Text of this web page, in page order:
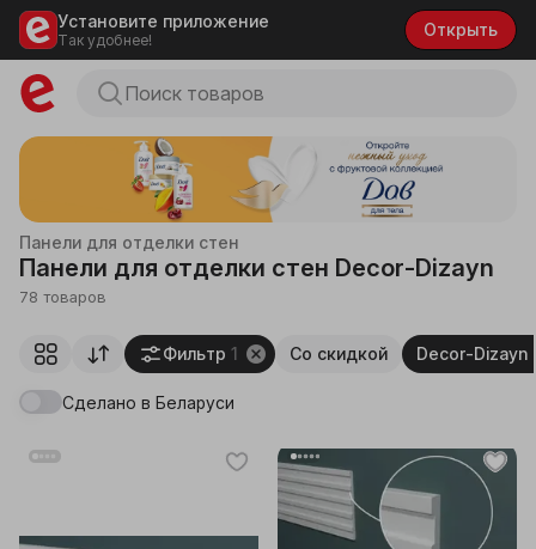
Установите приложение
Так удобнее!
Открыть
Панели для отделки стен
Панели для отделки стен Decor-Dizayn
78 товаров
Фильтр 1 Со скидкой Decor-Dizayn
Сделано в Беларуси